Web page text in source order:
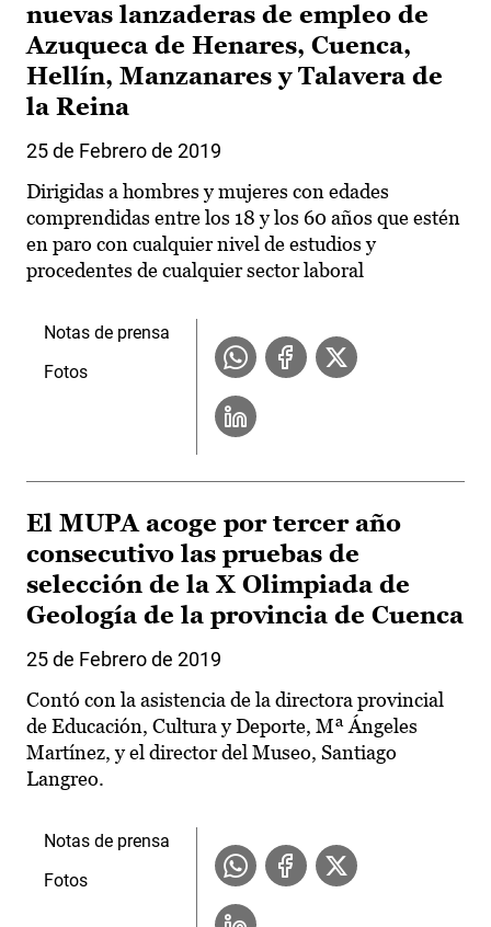
nuevas lanzaderas de empleo de
Azuqueca de Henares, Cuenca,
Hellín, Manzanares y Talavera de
la Reina
25 de Febrero de 2019
Dirigidas a hombres y mujeres con edades
comprendidas entre los 18 y los 60 años que estén
en paro con cualquier nivel de estudios y
procedentes de cualquier sector laboral
Notas de prensa
Fotos
El MUPA acoge por tercer año
consecutivo las pruebas de
selección de la X Olimpiada de
Geología de la provincia de Cuenca
25 de Febrero de 2019
Contó con la asistencia de la directora provincial
de Educación, Cultura y Deporte, Mª Ángeles
Martínez, y el director del Museo, Santiago
Langreo.
Notas de prensa
Fotos